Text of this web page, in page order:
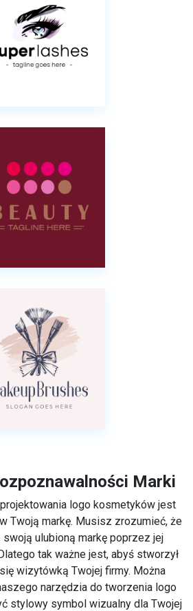
Marki
logo kosmetyków jest
Twoją markę. Musisz zrozumieć, że
ulubioną markę poprzez jej
tak ważne jest, abyś stworzył
wizytówką Twojej firmy. Można
narzędzia do tworzenia logo
stylowy symbol wizualny dla Twojej